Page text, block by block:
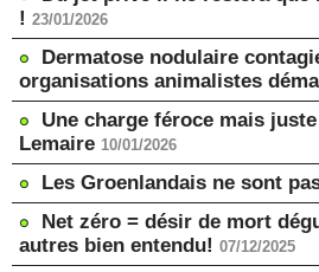
! 23/01/2026
Dermatose nodulaire
organisations animalistes
Une charge féroce mais
Lemaire 10/01/2026
Les Groenlandais ne sont
Net zéro = désir de mort
autres bien entendu! 07/12/2025